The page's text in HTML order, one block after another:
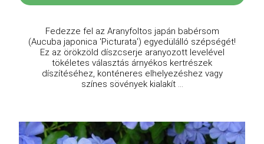
Fedezze fel az Aranyfoltos japán babérsom
(Aucuba japonica 'Picturata') egyedülálló szépségét!
Ez az örökzöld díszcserje aranyozott levelével
tökéletes választás árnyékos kertrészek
díszítéséhez, konténeres elhelyezéshez vagy
színes sövények kialakít ...